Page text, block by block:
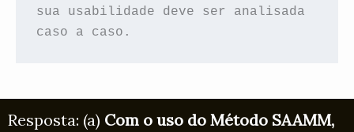
sua usabilidade deve ser analisada
caso a caso.
Resposta: (a) Com o uso do Método SAAMM,